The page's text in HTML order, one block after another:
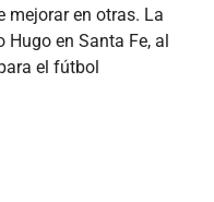
mejorar en otras. La
Hugo en Santa Fe, al
el fútbol